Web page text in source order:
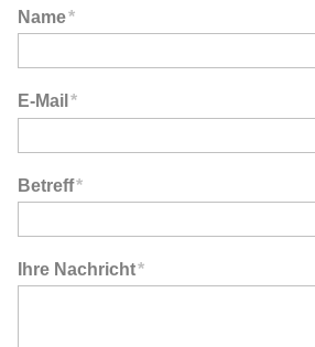
Name*
E-Mail *
Betreff*
Ihre Nachricht*